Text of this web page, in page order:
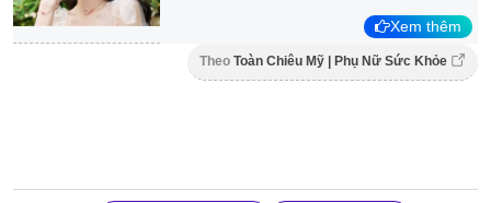
Xem thêm
Theo Toàn Chiêu Mỹ | Phụ Nữ Sức Khỏe